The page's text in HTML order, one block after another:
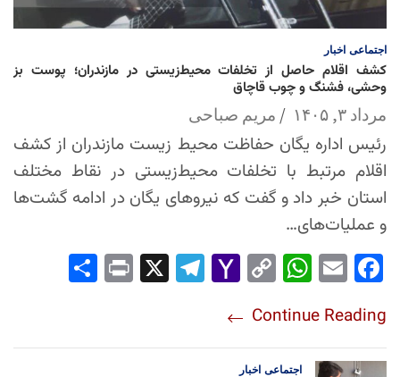
اجتماعی اخبار
کشف اقلام حاصل از تخلفات محیط‌زیستی در مازندران؛ پوست بز
وحشی، فشنگ و چوب قاچاق
مرداد ۳, ۱۴۰۵ مریم صباحی
رئیس اداره یگان حفاظت محیط زیست مازندران از کشف
اقلام مرتبط با تخلفات محیط‌زیستی در نقاط مختلف
استان خبر داد و گفت که نیروهای یگان در ادامه گشت‌ها
و عملیات‌های…
Fac
ok
Em
Wh
Ap
p
Co
Lin
k
Yah
l
Tel
Pri
Continue Reading
اجتماعی اخبار